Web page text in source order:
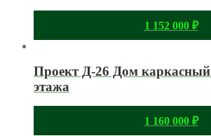
1 152 000 ₽
Проект Д-26 Дом
этажа
1 160 000 ₽